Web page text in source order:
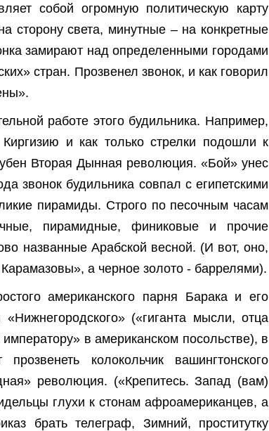
собой огромную политическую карту
сторону света, минутные – на конкретные
замирают над определенными городами
стран. Прозвенел звонок, и как говорил
работе этого будильника. Например,
и как только стрелки подошли к
Вторая Дынная революция. «Бой» унес
звонок будильника совпал с египетскими
пирамиды. Строго по песочным часам
пирамидные, финиковые и прочие
названные Арабской весной. (И вот, оно,
а черное золото - баррелями).
американского парня Барака и его
(«гиганта мысли, отца
в американском посольстве), в
колокольчик вашингтонского
революция. («Крепитесь. Запад (вам)
глухи к стонам афроамериканцев, а
брать телеграф, Зимний, проститутку